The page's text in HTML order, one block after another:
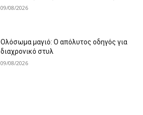
09/08/2026
Ολόσωμα μαγιό: Ο απόλυτος οδηγός για
διαχρονικό στυλ
09/08/2026